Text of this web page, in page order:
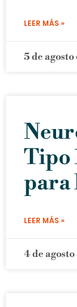
LEER MÁS »
5 de
Tipo
para
LEER MÁS »
4 de